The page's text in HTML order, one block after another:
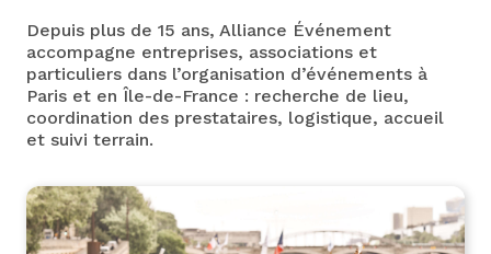
Depuis plus de 15 ans, Alliance Événement
accompagne entreprises, associations et
particuliers dans l’organisation d’événements à
Paris et en Île-de-France : recherche de lieu,
coordination des prestataires, logistique, accueil
et suivi terrain.